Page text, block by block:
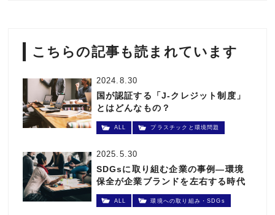
こちらの記事も読まれています
2024.8.30
国が認証する「J-クレジット制度」
とはどんなもの？
ALL プラスチックと環境問題
2025.5.30
SDGsに取り組む企業の事例―環境
保全が企業ブランドを左右する時代
へ
ALL 環境への取り組み・SDGs